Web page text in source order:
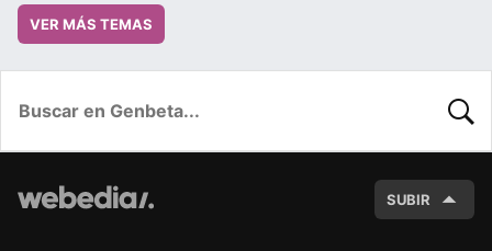
VER MÁS TEMAS
SUBIR